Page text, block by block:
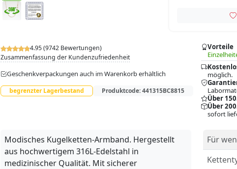
4.95 (9742 Bewertungen)
Zusammenfassung der Kundenzufriedenheit
Geschenkverpackungen auch im Warenkorb erhältlich
begrenzter Lagerbestand Produktcode:441315BC8815
Vorteile
möglich.
Über
Über
sofort
Modisches Kugelketten-Armband. Hergestellt
aus hochwertigem 316L-Edelstahl in
medizinischer Qualität. Mit sicherer
Für